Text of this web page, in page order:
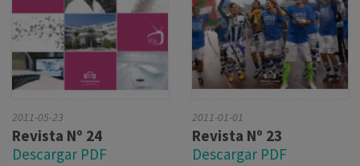
2011-05-23
Revista Nº 24
Descargar PDF
2011-01-01
Revista Nº 23
Descargar PDF